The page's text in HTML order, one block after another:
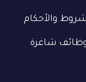
والأحكام
شاغرة